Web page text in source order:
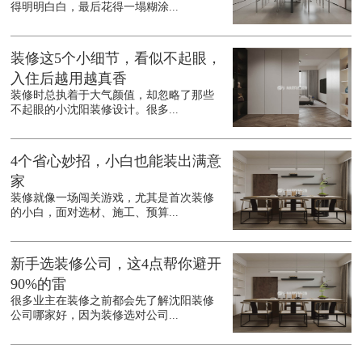
得明明白白，最后花得一塌糊涂...
装修这5个小细节，看似不起眼，
入住后越用越真香
装修时总执着于大气颜值，却忽略了那些
不起眼的小沈阳装修设计。很多...
4个省心妙招，小白也能装出满意
家
装修就像一场闯关游戏，尤其是首次装修
的小白，面对选材、施工、预算...
新手选装修公司，这4点帮你避开
90%的雷
很多业主在装修之前都会先了解沈阳装修
公司哪家好，因为装修选对公司...